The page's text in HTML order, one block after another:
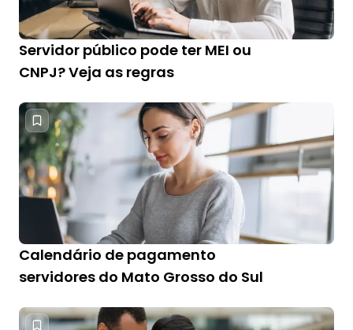
Servidor público pode ter MEI ou
CNPJ? Veja as regras
Calendário de pagamento
servidores do Mato Grosso do Sul